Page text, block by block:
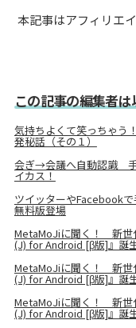
本記事はアフィリエ
この記事の編集者
気持ちよくて笑っちゃう
発秘話（その１）
会ぎ→会議へ自動認識
イカス！
ツイッターやFacebook
無料版登場
MetaMoJiに聞く！ 新世
(J) for Android [β版]』誕
MetaMoJiに聞く！ 新世
(J) for Android [β版]』誕
MetaMoJiに聞く！ 新世
(J) for Android [β版]』誕